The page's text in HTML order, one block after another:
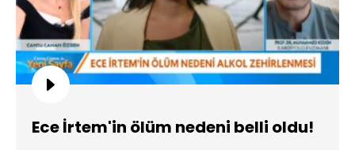
Ece İrtem'in ölüm nedeni belli oldu!